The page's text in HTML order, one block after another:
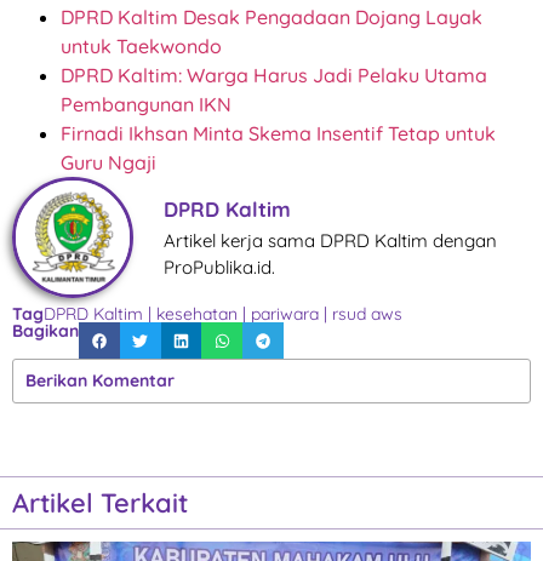
DPRD Kaltim Desak Pengadaan Dojang Layak
untuk Taekwondo
DPRD Kaltim: Warga Harus Jadi Pelaku Utama
Pembangunan IKN
Firnadi Ikhsan Minta Skema Insentif Tetap untuk
Guru Ngaji
DPRD Kaltim
Artikel kerja sama DPRD Kaltim dengan
ProPublika.id.
TagDPRD Kaltim | kesehatan | pariwara | rsud aws
Bagikan
Berikan Komentar
Artikel Terkait